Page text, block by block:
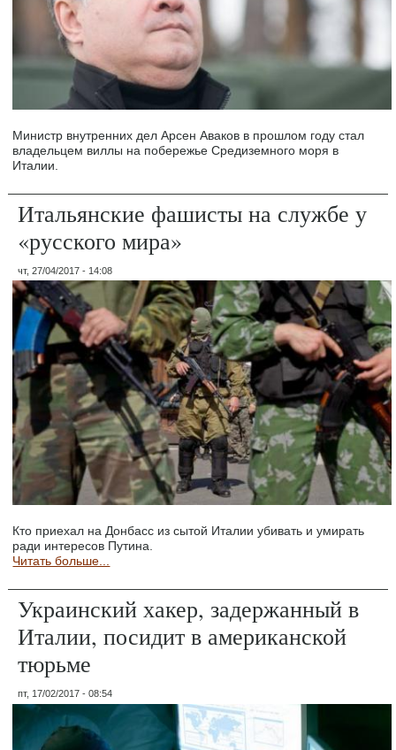
Министр внутренних дел Арсен Аваков в прошлом году стал
владельцем виллы на побережье Средиземного моря в
Италии.
Итальянские фашисты на службе у
«русского мира»
чт, 27/04/2017 - 14:08
Кто приехал на Донбасс из сытой Италии убивать и умирать
ради интересов Путина.
Читать больше...
Украинский хакер, задержанный в
Италии, посидит в американской
тюрьме
пт, 17/02/2017 - 08:54